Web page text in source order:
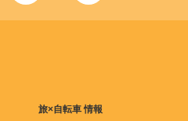
旅×自転車 情報